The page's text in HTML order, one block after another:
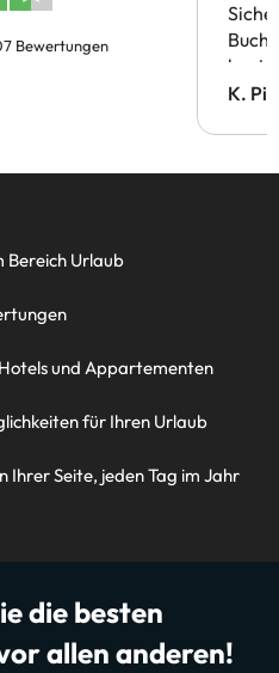
Bewertungen
K.
Bereich Urlaub
und Appartementen
für Ihren Urlaub
Ihrer Seite, jeden Tag im Jahr
die besten
allen anderen!